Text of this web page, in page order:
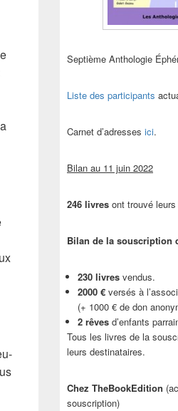
Septième Anthologie
Liste des participants
Carnet d’adresses ici.
Bilan au 11 juin 2022
246 livres ont trouvé
Bilan de la souscription
230 livres vendus.
2000 € versés à
(+ 1000 € de don
2 rêves d’enfants
Tous les livres de la
leurs destinataires.
Chez TheBookEdition
souscription)